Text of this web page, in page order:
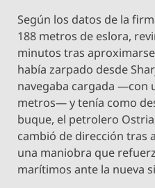
Según los datos de la
188 metros de eslora,
minutos tras
había zarpado desde
navegaba cargada —con
metros— y tenía como
buque, el petrolero
cambió de dirección tras
una maniobra que
marítimos ante la nueva